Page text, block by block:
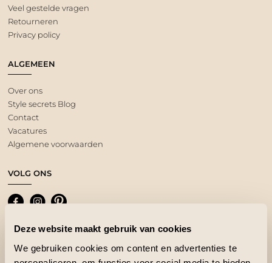
Deze website maakt gebruik van cookies
We gebruiken cookies om content en advertenties te
Veel gestelde vragen
Retourneren
Privacy policy
ALGEMEEN
Over ons
Style secrets Blog
Contact
Vacatures
Algemene voorwaarden
VOLG ONS